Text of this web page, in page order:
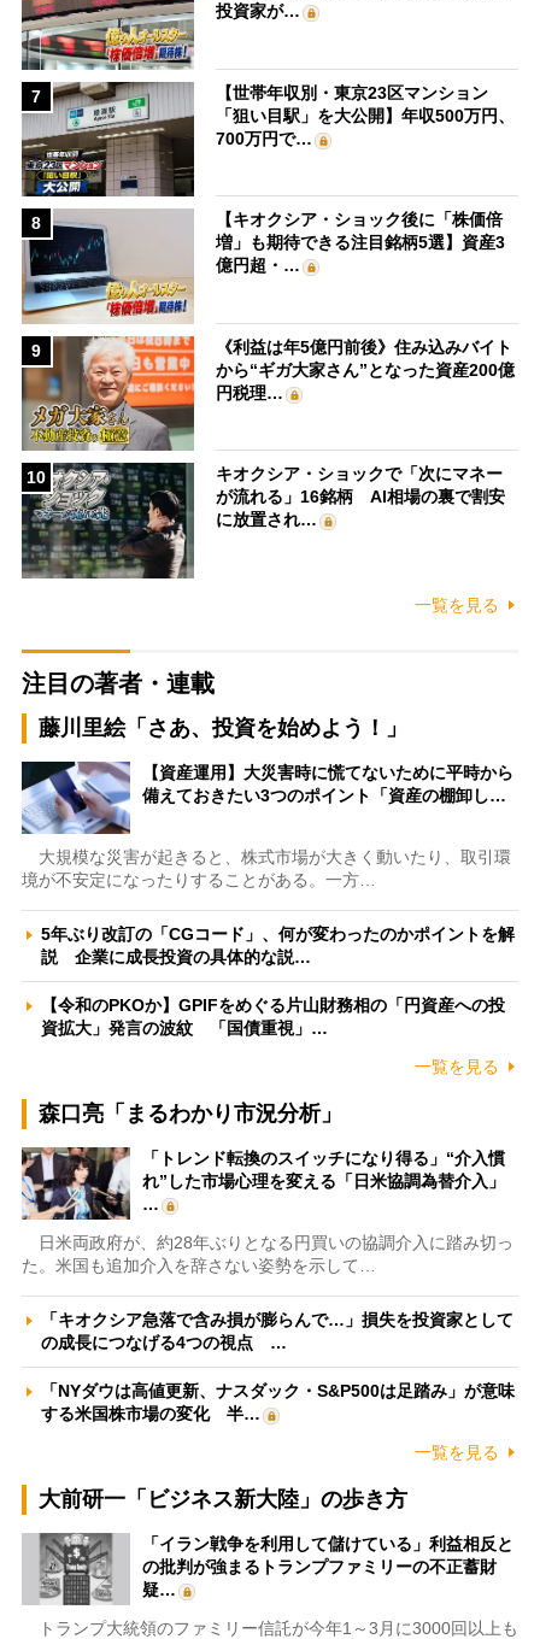
投資家が…
7
【世帯年収別・東京23区マンション
「狙い目駅」を大公開】年収500万円、
700万円で…
8
【キオクシア・ショック後に「株価倍
増」も期待できる注目銘柄5選】資産3
億円超・…
9
《利益は年5億円前後》住み込みバイト
から“ギガ大家さん”となった資産200億
円税理…
10
キオクシア・ショックで「次にマネー
が流れる」16銘柄 AI相場の裏で割安
に放置され…
一覧を見る
注目の著者・連載
藤川里絵「さあ、投資を始めよう！」
【資産運用】大災害時に慌てないために平時から
備えておきたい3つのポイント「資産の棚卸し…
大規模な災害が起きると、株式市場が大きく動いたり、取引環
境が不安定になったりすることがある。一方…
5年ぶり改訂の「CGコード」、何が変わったのかポイントを解
説 企業に成長投資の具体的な説…
【令和のPKOか】GPIFをめぐる片山財務相の「円資産への投
資拡大」発言の波紋 「国債重視」…
一覧を見る
森口亮「まるわかり市況分析」
「トレンド転換のスイッチになり得る」“介入慣
れ”した市場心理を変える「日米協調為替介入」
…
日米両政府が、約28年ぶりとなる円買いの協調介入に踏み切っ
た。米国も追加介入を辞さない姿勢を示して…
「キオクシア急落で含み損が膨らんで…」損失を投資家として
の成長につなげる4つの視点 …
「NYダウは高値更新、ナスダック・S&P500は足踏み」が意味
する米国株市場の変化 半…
一覧を見る
大前研一「ビジネス新大陸」の歩き方
「イラン戦争を利用して儲けている」利益相反と
の批判が強まるトランプファミリーの不正蓄財
疑…
トランプ大統領のファミリー信託が今年1～3月に3000回以上も